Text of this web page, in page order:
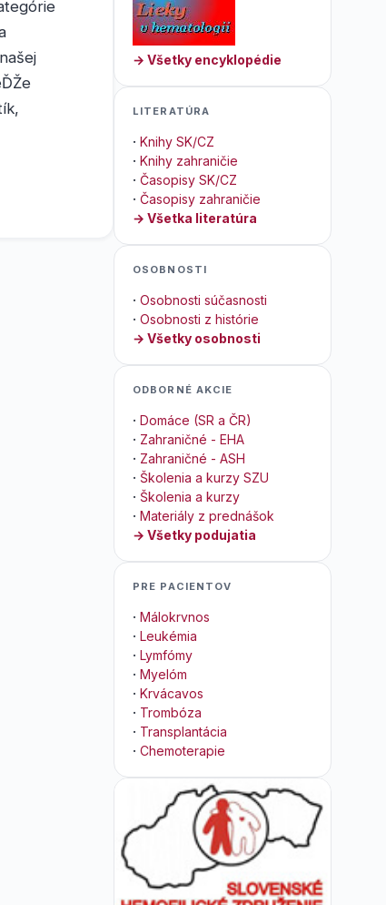
→ Všetky encyklopédie
LITERATÚRA
· Knihy SK/CZ
· Knihy zahraničie
· Časopisy SK/CZ
· Časopisy zahraničie
→ Všetka literatúra
OSOBNOSTI
· Osobnosti súčasnosti
· Osobnosti z histórie
→ Všetky osobnosti
ODBORNÉ AKCIE
· Domáce (SR a ČR)
· Zahraničné - EHA
· Zahraničné - ASH
· Školenia a kurzy SZU
· Školenia a kurzy
· Materiály z prednášok
→ Všetky podujatia
PRE PACIENTOV
· Málokrvnos
· Leukémia
· Lymfómy
· Myelóm
· Krvácavos
· Trombóza
· Transplantácia
· Chemoterapie